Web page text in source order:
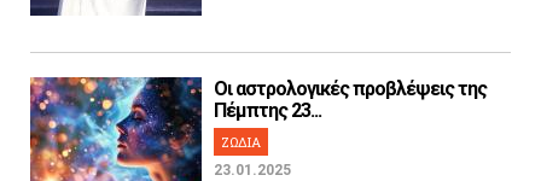
Οι αστρολογικές προβλέψεις της
Πέμπτης 23...
ΖΩΔΙΑ
23.01.2025